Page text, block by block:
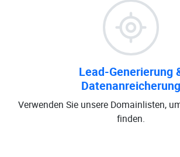
Lead-Generierung
Datenanreicherung
Verwenden Sie unsere Domainlisten,
finden.